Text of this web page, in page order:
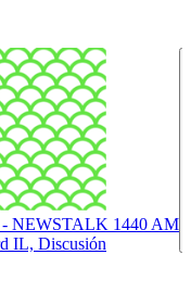
NEWSTALK 1440 AM
IL, Discusión